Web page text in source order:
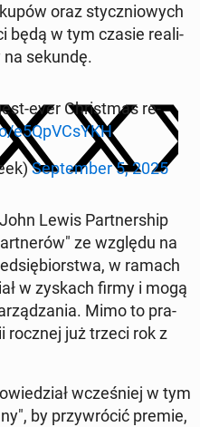
oraz stycz­nio­wych
będą w tym czasie re­ali­
sekundę.
ever Chri­st­mas re­
e5QpVC­sYKH
Sep­tem­ber 5, 2025
Lewis Part­ner­ship
ze względu na
w ramach
w zyskach firmy i mogą
Mimo to pra­
rocznej już trzeci rok z
wcze­śniej w tym
by przy­wró­cić premie,